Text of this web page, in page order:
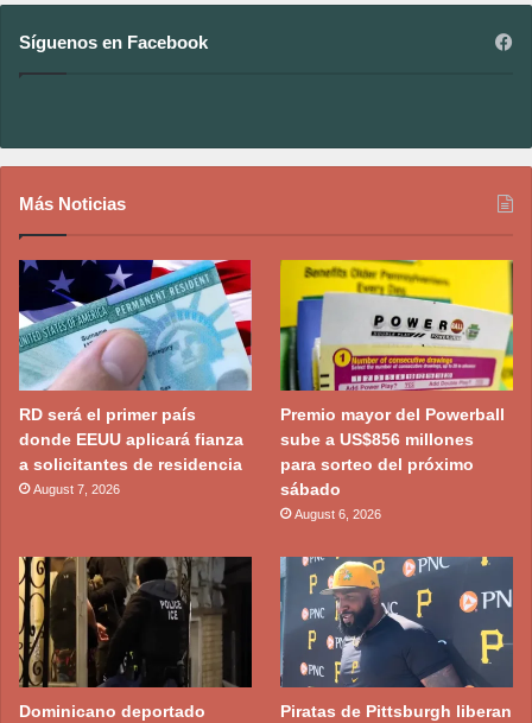
Síguenos en Facebook
Más Noticias
RD será el primer país
donde EEUU aplicará fianza
a solicitantes de residencia
August 7, 2026
Premio mayor del Powerball
sube a US$856 millones
para sorteo del próximo
sábado
August 6, 2026
Dominicano deportado
Piratas de Pittsburgh liberan